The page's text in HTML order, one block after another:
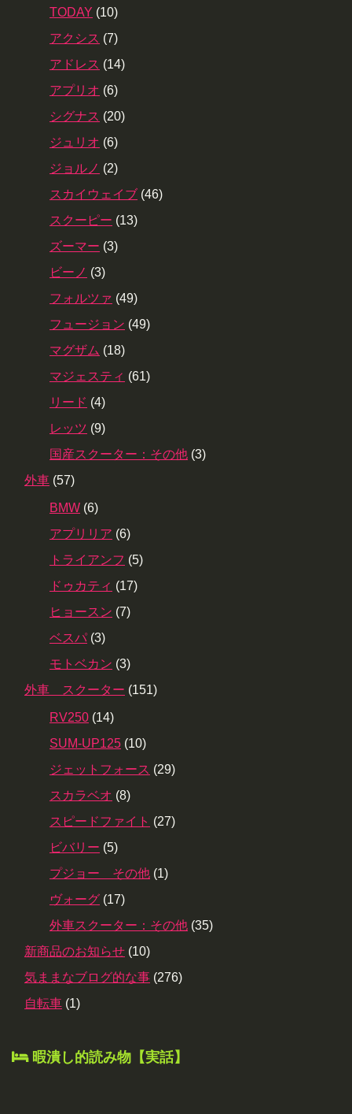
TODAY (10)
アクシス (7)
アドレス (14)
アプリオ (6)
シグナス (20)
ジュリオ (6)
ジョルノ (2)
スカイウェイブ (46)
スクーピー (13)
ズーマー (3)
ビーノ (3)
フォルツァ (49)
フュージョン (49)
マグザム (18)
マジェスティ (61)
リード (4)
レッツ (9)
国産スクーター：その他 (3)
外車 (57)
BMW (6)
アプリリア (6)
トライアンフ (5)
ドゥカティ (17)
ヒョースン (7)
ベスパ (3)
モトベカン (3)
外車 スクーター (151)
RV250 (14)
SUM-UP125 (10)
ジェットフォース (29)
スカラベオ (8)
スピードファイト (27)
ビバリー (5)
プジョー その他 (1)
ヴォーグ (17)
外車スクーター：その他 (35)
新商品のお知らせ (10)
気ままなブログ的な事 (276)
自転車 (1)
暇潰し的読み物【実話】